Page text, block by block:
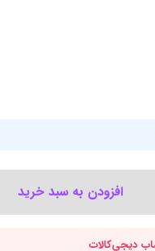
گرافیک
افزودن به سبد خرید